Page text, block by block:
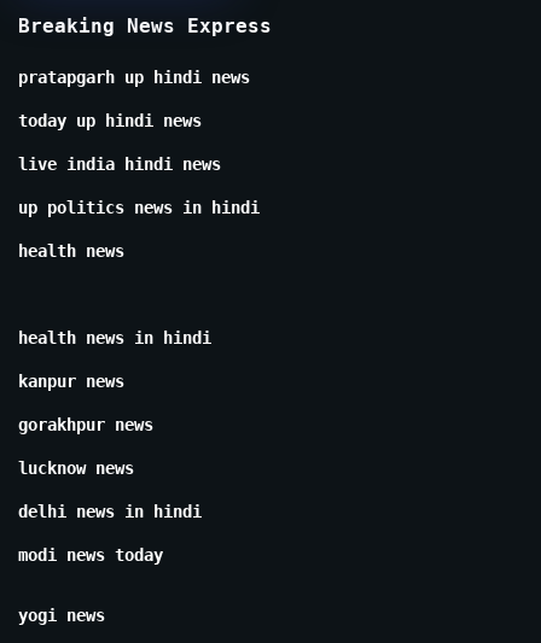
Breaking News Express
pratapgarh up hindi news
today up hindi news
live india hindi news
up politics news in hindi
health news
health news in hindi
kanpur news
gorakhpur news
lucknow news
delhi news in hindi
modi news today
yogi news